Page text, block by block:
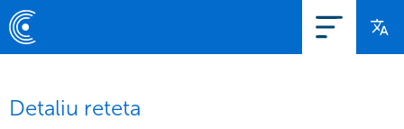
Detaliu reteta